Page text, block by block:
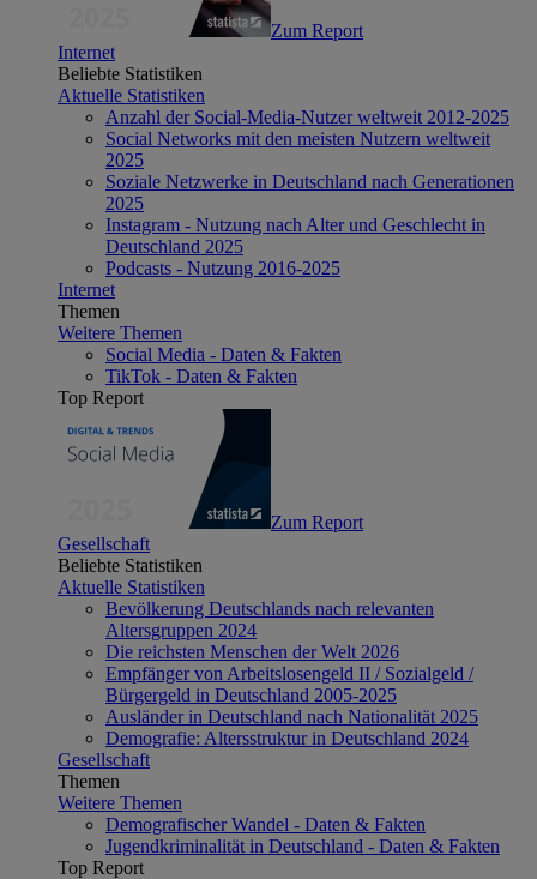
Zum Report
Internet
Beliebte Statistiken
Aktuelle Statistiken
Anzahl der Social-Media-Nutzer weltweit 2012-2025
Social Networks mit den meisten Nutzern weltweit
2025
Soziale Netzwerke in Deutschland nach Generationen
2025
Instagram - Nutzung nach Alter und Geschlecht in
Deutschland 2025
Podcasts - Nutzung 2016-2025
Internet
Themen
Weitere Themen
Social Media - Daten & Fakten
TikTok - Daten & Fakten
Top Report
Zum Report
Gesellschaft
Beliebte Statistiken
Aktuelle Statistiken
Bevölkerung Deutschlands nach relevanten
Altersgruppen 2024
Die reichsten Menschen der Welt 2026
Empfänger von Arbeitslosengeld II / Sozialgeld /
Bürgergeld in Deutschland 2005-2025
Ausländer in Deutschland nach Nationalität 2025
Demografie: Altersstruktur in Deutschland 2024
Gesellschaft
Themen
Weitere Themen
Demografischer Wandel - Daten & Fakten
Jugendkriminalität in Deutschland - Daten & Fakten
Top Report